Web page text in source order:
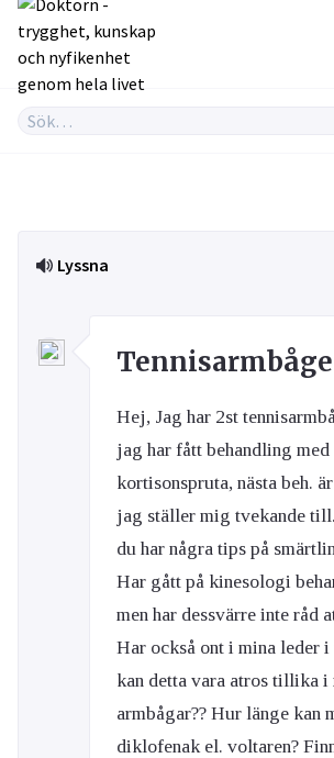
Lyssna
Tennisarmbåge
Hej, Jag har 2st
jag har fått behandling med
kortisonspruta, nästa beh.
jag ställer mig tvekande
du har några tips på
Har gått på kinesologi
men har dessvärre inte råd
Har också ont i mina leder
kan detta vara atros tillika i
armbågar?? Hur länge kan
diklofenak el. voltaren?